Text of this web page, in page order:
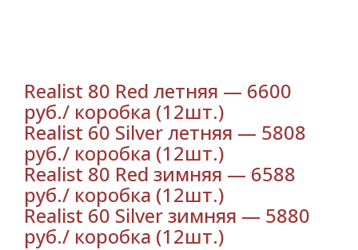
Realist 80 Red летняя — 6600
руб./ коробка (12шт.)
Realist 60 Silver летняя — 5808
руб./ коробка (12шт.)
Realist 80 Red зимняя — 6588
руб./ коробка (12шт.)
Realist 60 Silver зимняя — 5880
руб./ коробка (12шт.)